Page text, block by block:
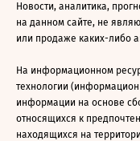
Новости, аналитика,
на данном сайте, не
или продаже каких-либо
На информационном
технологии
информации на основе
относящихся к
находящихся на